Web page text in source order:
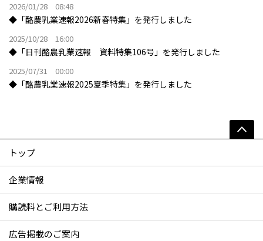
2026/01/28 08:48
◆「酪農乳業速報2026新春特集」を発行しました
2025/10/28 16:00
◆「日刊酪農乳業速報 資料特集106号」を発行しました
2025/07/31 00:00
◆「酪農乳業速報2025夏季特集」を発行しました
トップ
企業情報
購読料とご利用方法
広告掲載のご案内